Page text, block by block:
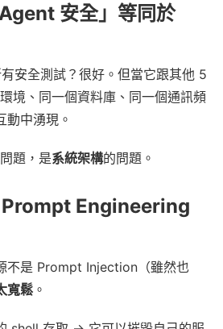
安全」等同於
安全測試？很好。但當它跟其他 5
境、同一個資料庫、同一個通訊頻
動中湧現。
題，是系統架構的問題。
Prompt Engineering
不是 Prompt Injection（雖然也
寬鬆 。